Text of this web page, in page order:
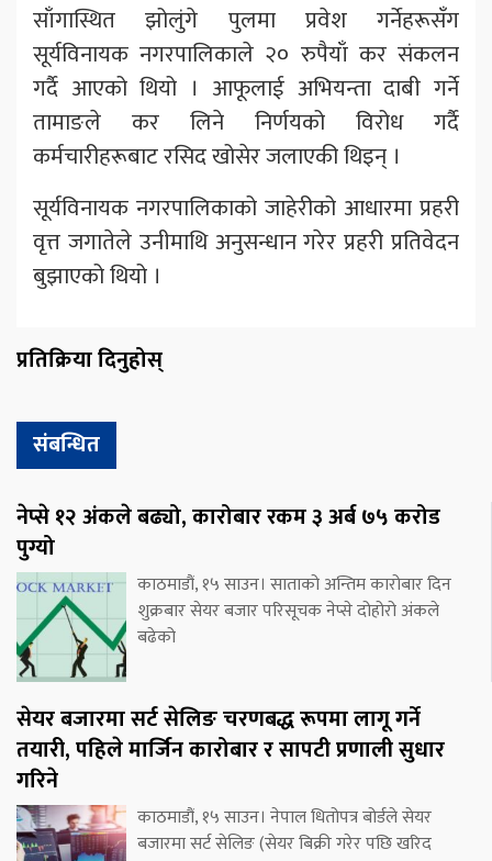
साँगास्थित झोलुंगे पुलमा प्रवेश गर्नेहरूसँग
सूर्यविनायक नगरपालिकाले २० रुपैयाँ कर संकलन
गर्दै आएको थियो । आफूलाई अभियन्ता दाबी गर्ने
तामाङले कर लिने निर्णयको विरोध गर्दै
कर्मचारीहरूबाट रसिद खोसेर जलाएकी थिइन् ।
सूर्यविनायक नगरपालिकाको जाहेरीको आधारमा प्रहरी
वृत्त जगातेले उनीमाथि अनुसन्धान गरेर प्रहरी प्रतिवेदन
बुझाएको थियो ।
प्रतिक्रिया दिनुहोस्
संबन्धित
नेप्से १२ अंकले बढ्यो, कारोबार रकम ३ अर्ब ७५ करोड
पुग्यो
काठमाडौं, १५ साउन। साताको अन्तिम कारोबार दिन
शुक्रबार सेयर बजार परिसूचक नेप्से दोहोरो अंकले
बढेको
सेयर बजारमा सर्ट सेलिङ चरणबद्ध रूपमा लागू गर्ने
तयारी, पहिले मार्जिन कारोबार र सापटी प्रणाली सुधार
गरिने
काठमाडौं, १५ साउन। नेपाल धितोपत्र बोर्डले सेयर
बजारमा सर्ट सेलिङ (सेयर बिक्री गरेर पछि खरिद